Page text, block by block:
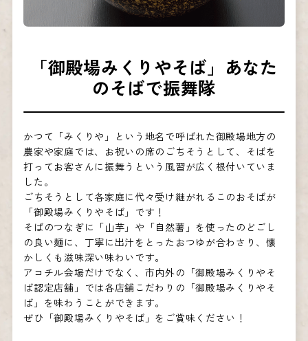
「御殿場みくりやそば」あなた
のそばで振舞隊
かつて「みくりや」という地名で呼ばれた御殿場地方の
農家や家庭では、お祝いの席のごちそうとして、そばを
打ってお客さんに振舞うという風習が広く根付いていま
した。
ごちそうとして各家庭に代々受け継がれるこのおそばが
「御殿場みくりやそば」です！
そばのつなぎに「山芋」や「自然薯」を使ったのどごし
の良い麺に、丁寧に出汁をとったおつゆが合わさり、懐
かしくも滋味深い味わいです。
アコチル会場だけでなく、市内外の「御殿場みくりやそ
ば認定店舗」では各店舗こだわりの「御殿場みくりやそ
ば」を味わうことができます。
ぜひ「御殿場みくりやそば」をご賞味ください！